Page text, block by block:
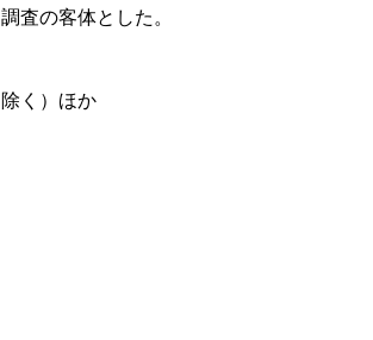
の客体とした。
く）ほか